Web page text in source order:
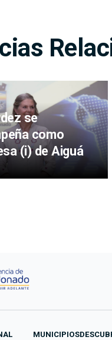
se
como
(i) de Aiguá
MUNICIPIOS